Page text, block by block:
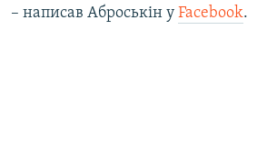
ІНФОГРАФІКА
ДОЛУЧАЙСЯ!
– написав Аброськін у Facebook.